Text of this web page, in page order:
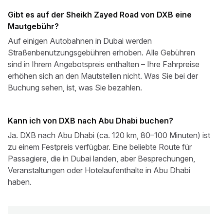
Gibt es auf der Sheikh Zayed Road von DXB eine
Mautgebühr?
Auf einigen Autobahnen in Dubai werden
Straßenbenutzungsgebühren erhoben. Alle Gebühren
sind in Ihrem Angebotspreis enthalten – Ihre Fahrpreise
erhöhen sich an den Mautstellen nicht. Was Sie bei der
Buchung sehen, ist, was Sie bezahlen.
Kann ich von DXB nach Abu Dhabi buchen?
Ja. DXB nach Abu Dhabi (ca. 120 km, 80–100 Minuten) ist
zu einem Festpreis verfügbar. Eine beliebte Route für
Passagiere, die in Dubai landen, aber Besprechungen,
Veranstaltungen oder Hotelaufenthalte in Abu Dhabi
haben.